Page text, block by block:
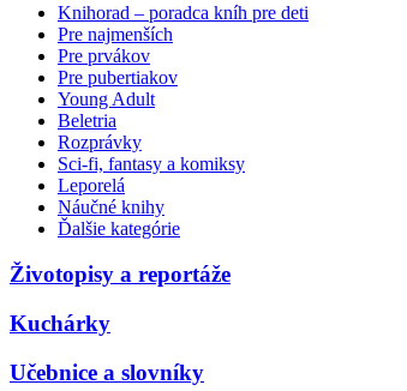
Knihorad – poradca kníh pre deti
Pre najmenších
Pre prvákov
Pre pubertiakov
Young Adult
Beletria
Rozprávky
Sci-fi, fantasy a komiksy
Leporelá
Náučné knihy
Ďalšie kategórie
Životopisy a reportáže
Kuchárky
Učebnice a slovníky